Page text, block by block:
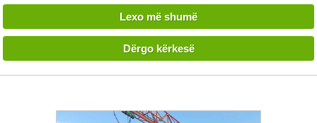
Lexo më shumë
Dërgo kërkesë